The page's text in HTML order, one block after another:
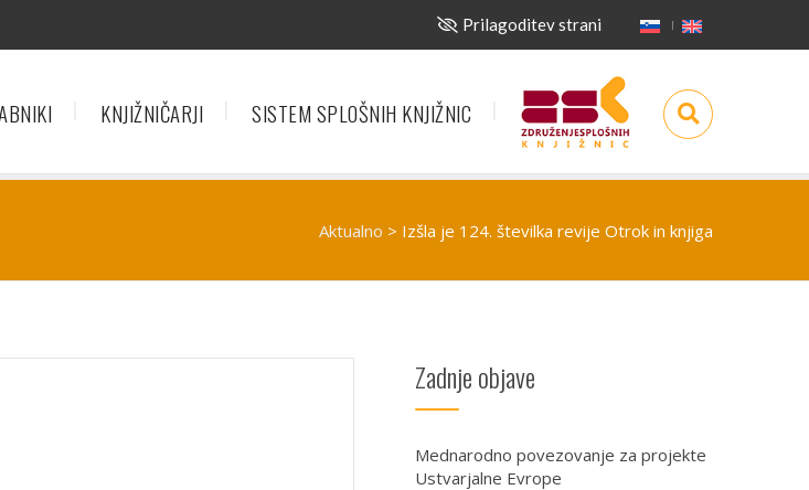
Prilagoditev strani
KNJIŽNIČARJI SISTEM SPLOŠNIH KNJIŽNIC
Aktualno > Izšla je 124. številka revije Otrok in knjiga
Zadnje objave
Mednarodno povezovanje za projekte
Ustvarjalne Evrope